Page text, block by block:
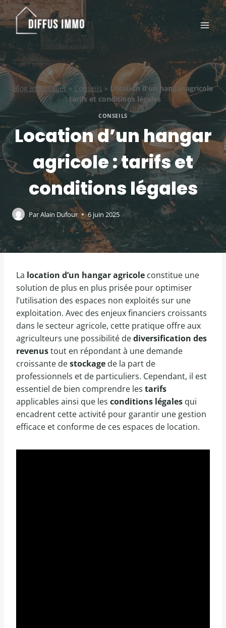
Aller
au
contenu
Blog immobilier» Conseils » Location d’un hangar agricole
: tarifs et conditions légales
CONSEILS
Location d’un hangar
agricole : tarifs et
conditions légales
ParAlain Dufour 6 juin 2025
La location d’un hangar agricole constitue une
solution de plus en plus prisée pour optimiser
l’utilisation des espaces non exploités sur une
exploitation. Avec des enjeux financiers croissants
dans le secteur agricole, cette pratique offre aux
agriculteurs une possibilité dediversification des
revenustout en répondant à une demande
croissante destockage de la part de
professionnels et de particuliers. Cependant, il est
essentiel de bien comprendre les tarifs
applicables ainsi que les conditions légales qui
encadrent cette activité pour garantir une gestion
efficace et conforme de ces espaces de location.